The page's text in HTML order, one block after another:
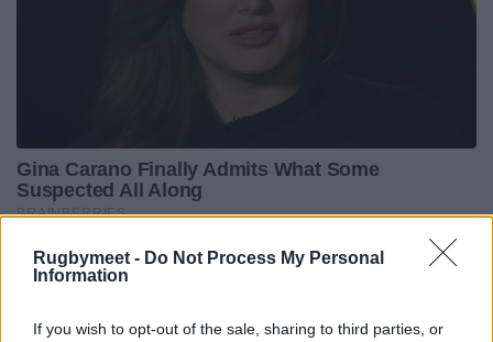
Rugbymeet - Do Not Process My Personal
Information
If you wish to opt-out of the sale, sharing to third parties, or